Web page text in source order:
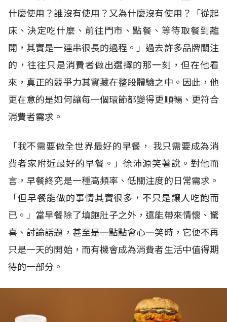
什麼使用？誰沒有使用？又為什麼沒有使用？「從起
床、決定吃什麼、前往門市、點餐、等待取餐到離
開，其實是一連串很長的過程。」過去許多品牌關注
的，往往只是消費者做出選擇的那一刻，但在他看
來，真正的競爭力其實藏在整段體驗之中。因此，他
更在意的是如何讓每一個環節都變得更順暢、更符合
消費者需求。
「我不需要做全世界最好的早餐， 我只需要成為消
費者家附近最好的早餐。」徐沛源笑著說。對他而
言，早餐終究是一種高頻率、低關注度的日常需求。
「但早餐能做的事情其實很多，不只是讓人吃飽而
已。」當早餐除了填飽肚子之外，還能帶來情懷、驚
喜、討論話題，甚至是一點點會心一笑時，它便不再
只是一天的開始，而有機會成為消費者生活中值得期
待的一部分。